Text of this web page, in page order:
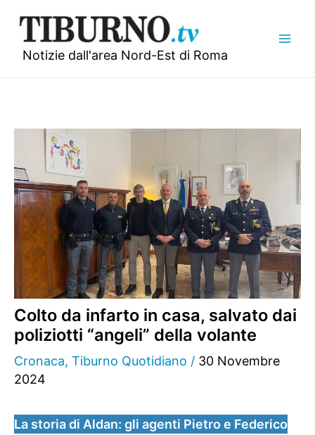
contenuto
Notizie dall'area Nord-Est di Roma
Colto da infarto in casa, salvato dai
poliziotti “angeli” della volante
Cronaca, Tiburno Quotidiano / 30 Novembre
2024
La storia di Aldan: gli agenti Pietro e Federico